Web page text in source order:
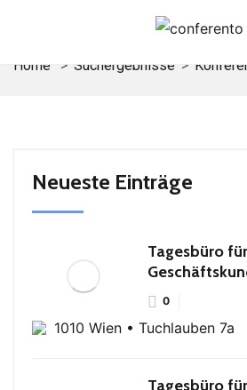
Home Suchergebnisse
Neueste Einträge
Tagesbüro
0
1010 Wien • Tuchlauben 7a
Tagesbüro